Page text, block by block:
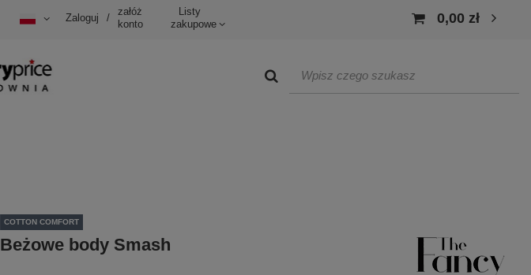
Zaloguj /
załóż
konto
Listy
zakupowe
0,00 zł
COTTON COMFORT
Beżowe body Smash